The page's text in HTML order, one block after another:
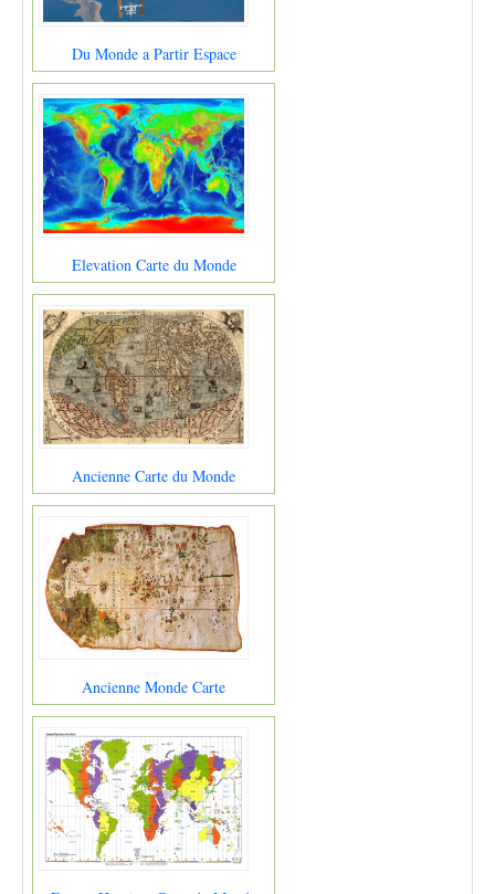
Du Monde a Partir Espace
Elevation Carte du Monde
Ancienne Carte du Monde
Ancienne Monde Carte